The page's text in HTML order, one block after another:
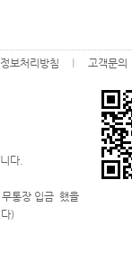
다.
무통장 입금 했을
)
보처리방침 고객문의